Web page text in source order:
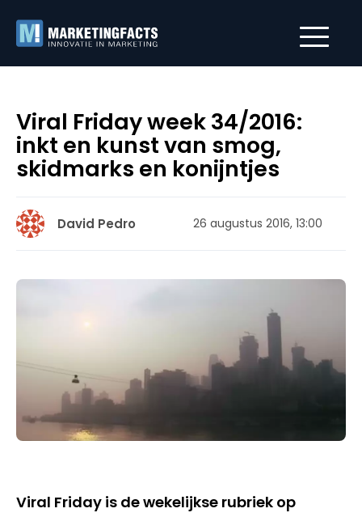
Viral Friday week 34/2016:
inkt en kunst van smog,
skidmarks en konijntjes
David Pedro 26 augustus 2016, 13:00
Viral Friday is de wekelijkse rubriek op